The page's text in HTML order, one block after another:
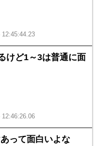
12:45:44.23
けど1～3は普通に面
12:46:26.06
って面白いよな